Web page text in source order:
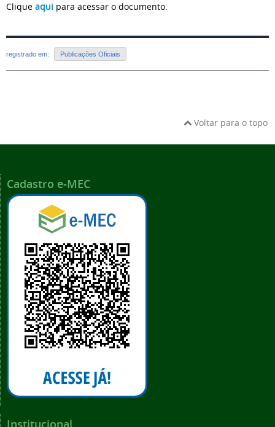
Clique aqui para acessar o documento.
registrado em: Publicações Oficiais
Voltar para o topo
Cadastro e-MEC